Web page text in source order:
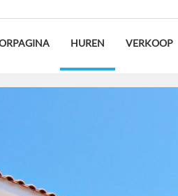
HUREN VERKOOP